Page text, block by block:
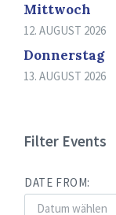
Mittwoch
12. AUGUST 2026
Donnerstag
13. AUGUST 2026
Filter Events
DATE FROM: